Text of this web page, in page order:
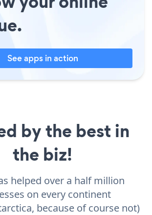
See apps in action
by the best in
the biz!
helped over a half million
on every continent
because of course not)